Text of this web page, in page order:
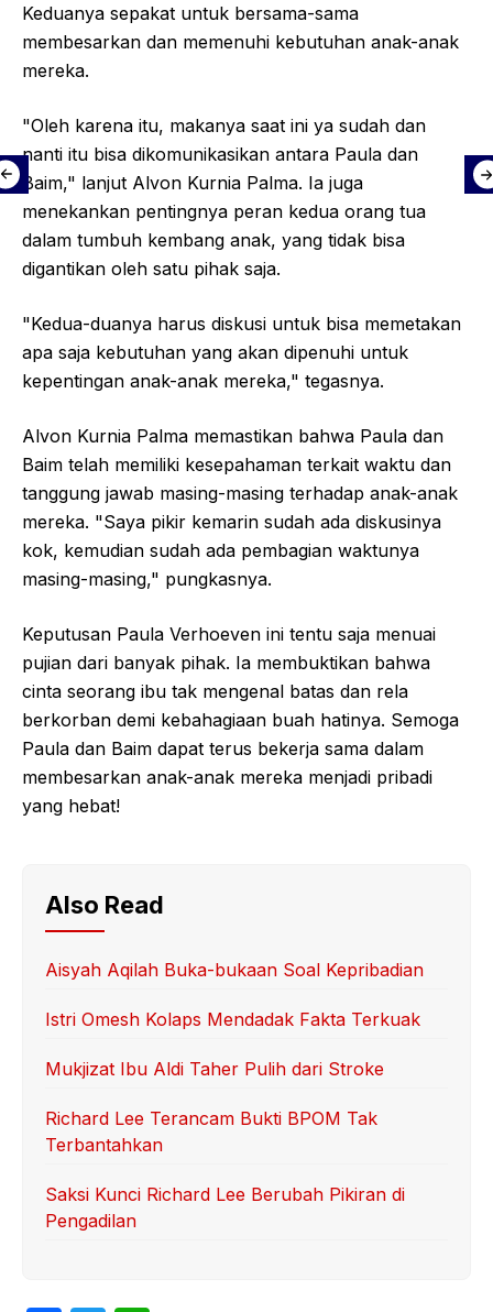
Keduanya sepakat untuk bersama-sama
membesarkan dan memenuhi kebutuhan anak-anak
mereka.
"Oleh karena itu, makanya saat ini ya sudah dan
nanti itu bisa dikomunikasikan antara Paula dan
Baim," lanjut Alvon Kurnia Palma. Ia juga
menekankan pentingnya peran kedua orang tua
dalam tumbuh kembang anak, yang tidak bisa
digantikan oleh satu pihak saja.
"Kedua-duanya harus diskusi untuk bisa memetakan
apa saja kebutuhan yang akan dipenuhi untuk
kepentingan anak-anak mereka," tegasnya.
Alvon Kurnia Palma memastikan bahwa Paula dan
Baim telah memiliki kesepahaman terkait waktu dan
tanggung jawab masing-masing terhadap anak-anak
mereka. "Saya pikir kemarin sudah ada diskusinya
kok, kemudian sudah ada pembagian waktunya
masing-masing," pungkasnya.
Keputusan Paula Verhoeven ini tentu saja menuai
pujian dari banyak pihak. Ia membuktikan bahwa
cinta seorang ibu tak mengenal batas dan rela
berkorban demi kebahagiaan buah hatinya. Semoga
Paula dan Baim dapat terus bekerja sama dalam
membesarkan anak-anak mereka menjadi pribadi
yang hebat!
Also Read
Aisyah Aqilah Buka-bukaan Soal Kepribadian
Istri Omesh Kolaps Mendadak Fakta Terkuak
Mukjizat Ibu Aldi Taher Pulih dari Stroke
Richard Lee Terancam Bukti BPOM Tak
Terbantahkan
Saksi Kunci Richard Lee Berubah Pikiran di
Pengadilan